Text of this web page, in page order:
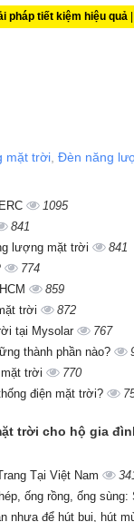
pháp tiết kiệm hiệu quả
mặt trời Đèn năng
1095
841
lượng mặt trời
841
774
859
trời
872
tại Mysolar
767
thành phần nào?
trời
770
điện mặt trời?
trời cho hộ gia
Tại Việt Nam
ống rồng, ống
nhựa để hút bụi, hút